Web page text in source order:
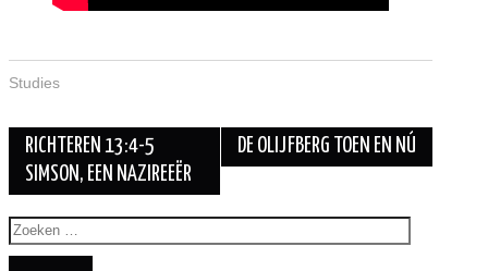
Studies
Berichtnavigatie
RICHTEREN 13:4-5
SIMSON, EEN NAZIREEËR
DE OLIJFBERG TOEN EN NÚ